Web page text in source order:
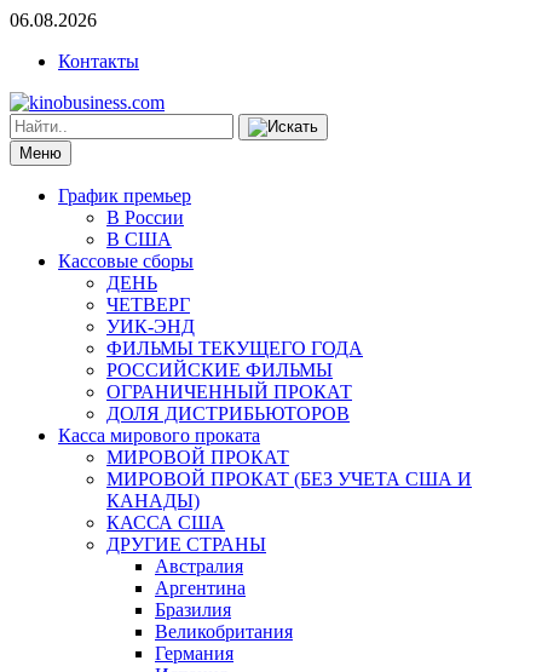
06.08.2026
Контакты
Меню
График премьер
В России
В США
Кассовые сборы
ДЕНЬ
ЧЕТВЕРГ
УИК-ЭНД
ФИЛЬМЫ ТЕКУЩЕГО ГОДА
РОССИЙСКИЕ ФИЛЬМЫ
ОГРАНИЧЕННЫЙ ПРОКАТ
ДОЛЯ ДИСТРИБЬЮТОРОВ
Касса мирового проката
МИРОВОЙ ПРОКАТ
МИРОВОЙ ПРОКАТ (БЕЗ УЧЕТА США И
КАНАДЫ)
КАССА США
ДРУГИЕ СТРАНЫ
Австралия
Аргентина
Бразилия
Великобритания
Германия